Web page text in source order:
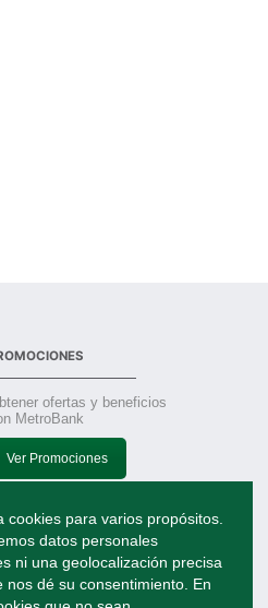
cookies para varios propósitos.
datos personales
ni una geolocalización precisa
nos dé su consentimiento. En
ofertas y beneficios
MetroBank
Ver Promociones
CON NOSOTROS